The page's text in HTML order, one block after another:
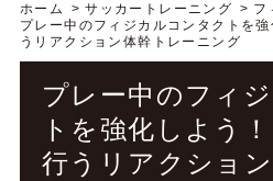
ホーム サッカートレーニング
フ
プレー中のフィジカルコンタクトを
うリアクション体幹トレーニング
プレー中のフィ
トを強化しよう
行うリアクショ